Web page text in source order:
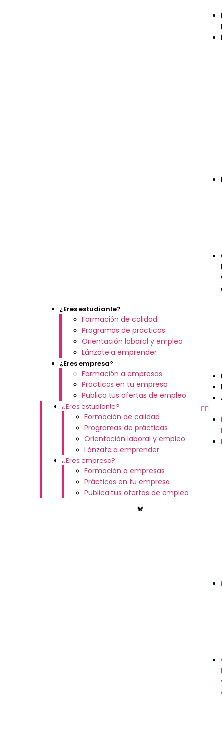
¿Eres estudiante?
Formación de calidad
Programas de prácticas
Orientación laboral y empleo
Lánzate a emprender
¿Eres empresa?
Formación a empresas
Prácticas en tu empresa
Publica tus ofertas de empleo
¿Eres estudiante?
Formación de calidad
Programas de prácticas
Orientación laboral y empleo
Lánzate a emprender
¿Eres empresa?
Formación a empresas
Prácticas en tu empresa
Publica tus ofertas de empleo